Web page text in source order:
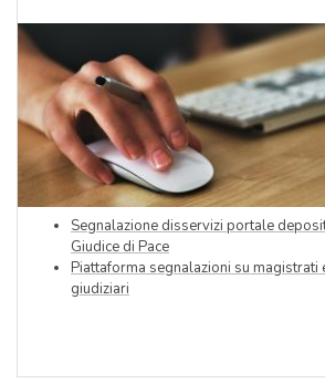
Segnalazione disservizi portale
Giudice di Pace
Piattaforma segnalazioni su magistrati
giudiziari